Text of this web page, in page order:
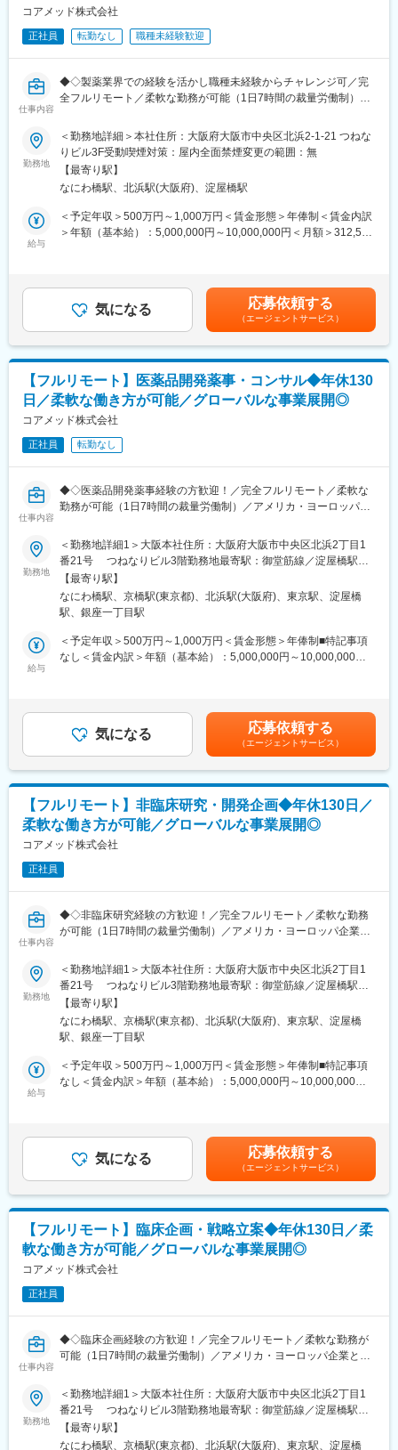
本ポジションは「研究者」ではなく、
・社外（製薬・医療機関・KOL・CRO等）
を巻き込み、デジタルも活用しながらプロジェクトを前に進める
■担当プロジェクト例
・大学研究室・医療機関と連携した臨床研究支援
※案件は紹介・問い合わせ起点が中心で、アウトバウンドで「取っ
てくる」よりも、引き受けた案件を“成功させる推進”が重要
※1人あたり同時並行：2～3案件程度
■主な業務内容
・PM業務：研究計画作成支援、リクルーティング、オペレーショ
ン設計・実行、問い合わせ対応、データ管理、解析計画、解析実
行
●PSG解析AI／解析クラウド導入支援
・マーケティング計画に基づく導入提案（問い合わせ対応中心）
・テストデータでの精度検証・チューニング、顧客QA
・クロージング、契約書締結、請求管理
●マネージャー候補として
・進行状況・品質のレビュー、プロセスの標準化
・取締役と連携した案件全体の進捗・優先順位設計
コアメッド株式会社
正社員 転勤なし 職種未経験歓迎
仕事内容
◆◇製薬業界での経験を活かし職種未経験からチャレンジ可／完
全フルリモート／柔軟な勤務が可能（1日7時間の裁量労働制）／
戦略のコンサルティング会社◆◇
■仕事内容：
医薬品開発におけるCMC領域を中心に、コンサルティングおよび
各種申請資料の作成業務をお任せします。
新薬承認に関わる品質・製造・試験に関する戦略立案から資料作
成までを担っていただきます。
る資料の整備・評価・助言・企画の設定
・製造方法/試験方法に関する資料の評価・助言
・安定性試験に関する資料の評価・助言
※クライアントは欧米製薬会社または外資系製薬会社がほとんどで
す。
にあたっていただきます。
通常医薬品メーカー出身が会員である関西医薬協会に、当社は会
員として登録しています。業界関連のセミナーにも参加すること
プデートできる環境です。
■働き方：
◎完全在宅勤務のため、拠点（東京・大阪）の近くにお住まいで
なくてもご就業いただけます。
場合、お子様の通院やご都合に合わせて業務時間を調整できま
す。
・会議や打ち合わせで必要な時は大阪・東京等へ出張（宿泊も伴
います）が発生します。
※国内出張の頻度は1~3回/年です。（海外出張はほとんどありませ
ん。）
■組織構成：
CMC担当11名（2名男性、9名女性）
30代～40代で構成されています。
お子様がおられる社員が多く、在宅勤務のため子育てしながらキ
研究所での経験、CMC薬事の経験者が多いです。
勤務地
＜勤務地詳細＞本社住所：大阪府大阪市中央区北浜2-1-21 つねな
りビル3F受動喫煙対策：屋内全面禁煙変更の範囲：無
【最寄り駅】
なにわ橋駅、北浜駅(大阪府)、淀屋橋駅
給与
＜予定年収＞500万円～1,000万円＜賃金形態＞年俸制＜賃金内訳
＞年額（基本給）：5,000,000円～10,000,000円＜月額＞312,500
平均で夏2ヶ月分、冬2ヶ月分）賃金はあくまでも目安の金額であ
り、選考を通じて上下する可能性があります。月給(月額)は固定手
気になる 応募依頼する
（エージェントサービス）
【フルリモート】医薬品開発薬事・コンサル◆年休130
日／柔軟な働き方が可能／グローバルな事業展開◎
コアメッド株式会社
正社員 転勤なし
仕事内容
◆◇医薬品開発薬事経験の方歓迎！／完全フルリモート／柔軟な
勤務が可能（1日7時間の裁量労働制）／アメリカ・ヨーロッパ企
会社◆◇
■業務内容：
医薬品開発における薬事戦略の立案・評価・助言を中心としたコ
ンサルティング業務をお任せします。承認取得に向けた最適な戦
略を設計する上流ポジションです。
・クライアントの基本戦略を踏まえた薬事戦略の立案
・日米欧（MHLW／PMDA・FDA・EMA）を横断したグローバル
・三極規制当局との事前相談を含むリエゾン業務および規制動向
の調査・分析・アドバイス
・新薬ライセンス導入時のデューデリジェンス対応
■業務の特徴：
・プロジェクトは個人で完結させるのではなく、社内メンバーと
連携しながら分担して推進しています。
われる環境です。
通常医薬品メーカー出身が会員である関西医薬協会に、当社は会
員として登録しています。業界関連のセミナーにも参加すること
プデートできる環境です。
■働き方：
◎完全在宅勤務のため、拠点（東京・大阪）の近くにお住まいで
なくてもご就業いただけます。
場合、お子様の通院やご都合に合わせて業務時間を調整できま
す。
・会議や打ち合わせで必要な時は大阪・東京等へ出張（宿泊も伴
います）が発生します。
※国内出張の頻度は1~3回/年です。（海外出張の可能性も一部ござ
います）
■ワークライフバランス：
同社は、個人が最大限に能力を発揮できるよう働きやすい環境作
りに注力しております。男女問わず在宅勤務が可能です。また、
女性社員も多く、産休・育休取得実績も豊富で9割以上の復職率を
変更の範囲：会社の定める業務
勤務地
＜勤務地詳細1＞大阪本社住所：大阪府大阪市中央区北浜2丁目1
番21号 つねなりビル3階勤務地最寄駅：御堂筋線／淀屋橋駅受
動喫煙対策：屋内全面禁煙＜勤務地詳細2＞東京支社住所：東京都
千代田区丸の内1-11-1 パシフィックセンチュリープレイス丸の内
13階 受動喫煙対策：屋内全面禁煙変更の範囲：無
【最寄り駅】
なにわ橋駅、京橋駅(東京都)、北浜駅(大阪府)、東京駅、淀屋橋
駅、銀座一丁目駅
給与
＜予定年収＞500万円～1,000万円＜賃金形態＞年俸制■特記事項
なし＜賃金内訳＞年額（基本給）：5,000,000円～10,000,000円
額であり、選考を通じて上下する可能性があります。月給(月額)は
固定手当を含めた表記です。
気になる 応募依頼する
（エージェントサービス）
【フルリモート】非臨床研究・開発企画◆年休130日／
柔軟な働き方が可能／グローバルな事業展開◎
コアメッド株式会社
正社員
仕事内容
◆◇非臨床研究経験の方歓迎！／完全フルリモート／柔軟な勤務
が可能（1日7時間の裁量労働制）／アメリカ・ヨーロッパ企業と
◆◇
■仕事内容：
承認申請・取得に向けた非（前）臨床開発戦略の構築・評価・分
析・助言を中心としたコンサルティング業務をお任せします。
開発初期段階から関与し、医薬品開発の方向性を左右する戦略立
案に携わる上流ポジションです。
・各種動物実験受託機関（CRO）の選定・評価分析・実施支援
・評価分析および各フェーズにおけるガイダンス相談用報告書の
作成
・治験相談および申請前相談に向けた戦略構築・資料作成・助言
・プロジェクトは個人単独ではなく、社内メンバーと協働しなが
ら分担して推進しています。
・非臨床領域における戦略設計から規制対応まで関わり、開発全
■教育体制：
員として登録しています。業界関連のセミナーにも参加すること
ができ、メーカーと同じレベルの業界知識とマーケット感をアッ
■働き方：
◎完全在宅勤務のため、拠点（東京・大阪）の近くにお住まいで
なくてもご就業いただけます。
勤務地
＜勤務地詳細1＞大阪本社住所：大阪府大阪市中央区北浜2丁目1
番21号 つねなりビル3階勤務地最寄駅：御堂筋線／淀屋橋駅受
動喫煙対策：屋内全面禁煙＜勤務地詳細2＞東京支社住所：東京都
千代田区丸の内1-11-1 パシフィックセンチュリープレイス丸の内
13階 受動喫煙対策：屋内全面禁煙変更の範囲：無
【最寄り駅】
なにわ橋駅、京橋駅(東京都)、北浜駅(大阪府)、東京駅、淀屋橋
駅、銀座一丁目駅
給与
＜予定年収＞500万円～1,000万円＜賃金形態＞年俸制■特記事項
なし＜賃金内訳＞年額（基本給）：5,000,000円～10,000,000円
安の金額であり、選考を通じて上下する可能性があります。月給
(月額)は固定手当を含めた表記です。
気になる 応募依頼する
（エージェントサービス）
【フルリモート】臨床企画・戦略立案◆年休130日／柔
軟な働き方が可能／グローバルな事業展開◎
コアメッド株式会社
正社員
仕事内容
◆◇臨床企画経験の方歓迎！／完全フルリモート／柔軟な勤務が
可能（1日7時間の裁量労働制）／アメリカ・ヨーロッパ企業と事
◆◇
■仕事内容：
新薬開発における開発戦略および開発企画の立案・評価・助言を
勤務地
＜勤務地詳細1＞大阪本社住所：大阪府大阪市中央区北浜2丁目1
番21号 つねなりビル3階勤務地最寄駅：御堂筋線／淀屋橋駅受
動喫煙対策：屋内全面禁煙＜勤務地詳細2＞東京支社住所：東京都
千代田区丸の内1-11-1 パシフィックセンチュリープレイス丸の内
【最寄り駅】
なにわ橋駅、京橋駅(東京都)、北浜駅(大阪府)、東京駅、淀屋橋